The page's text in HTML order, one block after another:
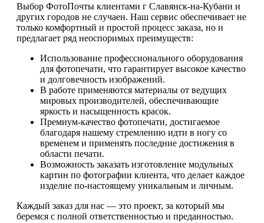
Выбор ФотоПочты клиентами г Славянск-на-Кубани и
других городов не случаен. Наш сервис обеспечивает не
только комфортный и простой процесс заказа, но и
предлагает ряд неоспоримых преимуществ:
Использование профессионального оборудования
для фотопечати, что гарантирует высокое качество
и долговечность изображений.
В работе применяются материалы от ведущих
мировых производителей, обеспечивающие
яркость и насыщенность красок.
Премиум-качество фотопечати, достигаемое
благодаря нашему стремлению идти в ногу со
временем и применять последние достижения в
области печати.
Возможность заказать изготовление модульных
картин по фотографии клиента, что делает каждое
изделие по-настоящему уникальным и личным.
Каждый заказ для нас — это проект, за который мы
беремся с полной ответственностью и преданностью.